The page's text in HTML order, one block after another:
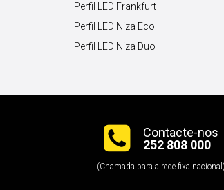
Perfil LED Frankfurt
Perfil LED Niza Eco
Perfil LED Niza Duo
Contacte-nos
252 808 000
(Chamada para a rede fixa nacional)